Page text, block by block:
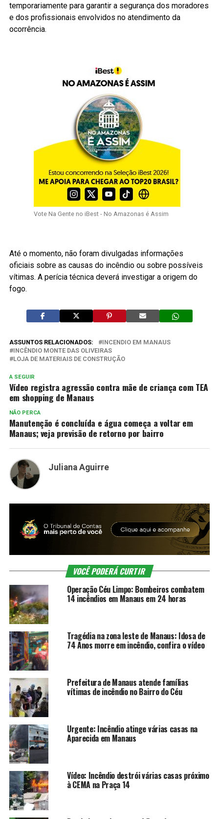
temporariamente para garantir a segurança dos moradores
e dos profissionais envolvidos no atendimento da
ocorrência.
Vote Na Gente no iBest - No Amazonas é Assim
Até o momento, não foram divulgadas informações
oficiais sobre as causas do incêndio ou sobre possíveis
vítimas. A perícia técnica deverá investigar a origem do
fogo.
ASSUNTOS RELACIONADOS:
INCENDIO EM MANAUS
INCÊNDIO MONTE DAS OLIVEIRAS
LOJA DE MATERIAIS DE CONSTRUÇÃO
A SEGUIR
Vídeo registra agressão contra mãe de criança com TEA
em shopping de Manaus
NÃO PERCA
Manutenção é concluída e água começa a voltar em
Manaus; veja previsão de retorno por bairro
Juliana Aguirre
VOCÊ PODERÁ CURTIR
Operação Céu Limpo: Bombeiros combatem
14 incêndios em Manaus em 24 horas
Tragédia na zona leste de Manaus: Idosa de
74 Anos morre em incêndio, confira o vídeo
Prefeitura de Manaus atende famílias
vítimas de incêndio no Bairro do Céu
Urgente: Incêndio atinge várias casas na
Aparecida em Manaus
Vídeo: Incêndio destrói várias casas próximo
à CEMA na Praça 14